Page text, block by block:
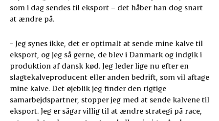
som i dag sendes til eksport – det håber han dog snart
at ændre på.
- Jeg synes ikke, det er optimalt at sende mine kalve til
eksport, og jeg så gerne, de blev i Danmark og indgik i
produktion af dansk kød. Jeg leder lige nu efter en
slagtekalveproducent eller anden bedrift, som vil aftage
mine kalve. Det øjeblik jeg finder den rigtige
samarbejdspartner, stopper jeg med at sende kalvene til
eksport. Jeg er sågar villig til at ændre strategi på race,